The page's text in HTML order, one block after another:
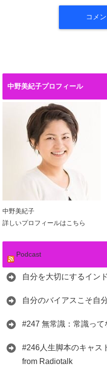
中野美紀子プロフィール
中野美紀子
詳しいプロフィールはこちら
Podcast
自分を大切にするイン
自分のバイアスこそ自
#247 無常識：常識っ
#246人生脚本のキャス
from Radiotalk